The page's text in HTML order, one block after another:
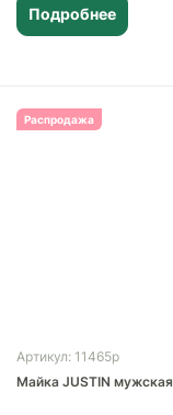
Подробнее
Распродажа
Артикул: 11465p
Майка JUSTIN мужская